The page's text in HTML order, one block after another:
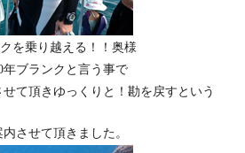
を乗り越える！！奥様
ブランクと言う事で
て頂きゆっくりと！勘を戻すという
させて頂きました。